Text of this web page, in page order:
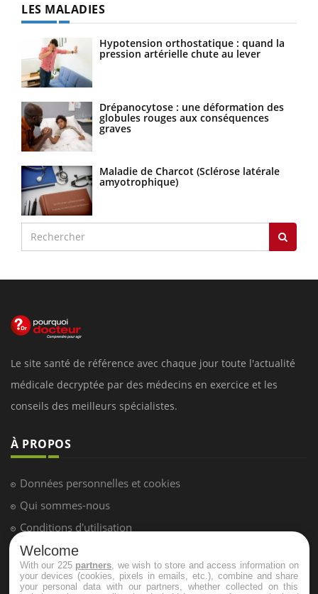
LES MALADIES
Hypotension orthostatique : quand la
pression artérielle chute au lever
Drépanocytose : une déformation des
globules rouges aux conséquences
graves
Maladie de Charcot (Sclérose latérale
amyotrophique)
Le site santé de référence avec chaque jour toute l'actualité
médicale decryptée par des médecins en exercice et les
conseils des meilleurs spécialistes.
À PROPOS
Données personnelles et cookies
Qui sommes-nous
Conditions d'utilisation
Plan du site
Mentions Légales
Welcome
With our 225 partners , we wish to store and access information on
your devices (cookies, pixels in emails, etc.), combine and share
your personal data with our partners, whether collected on this